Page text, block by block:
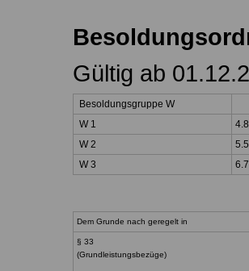
Gültig ab
Besoldungsgruppe W
W 1
W 2
W 3
Dem Grunde nach geregelt in
§ 33
(Grundleistungsbezüge)